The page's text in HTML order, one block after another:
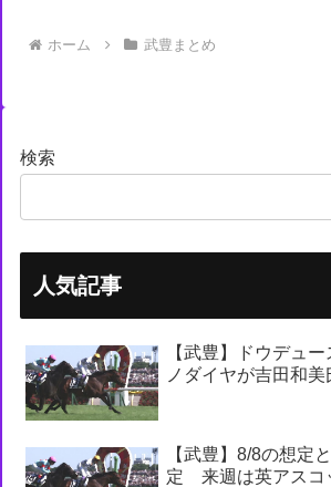
ホーム 武豊まとめ
検索
人気記事
【武豊】ドウデュ
ノダイヤが吉田和美
【武豊】8/8の想定
定 来週は英アスコ